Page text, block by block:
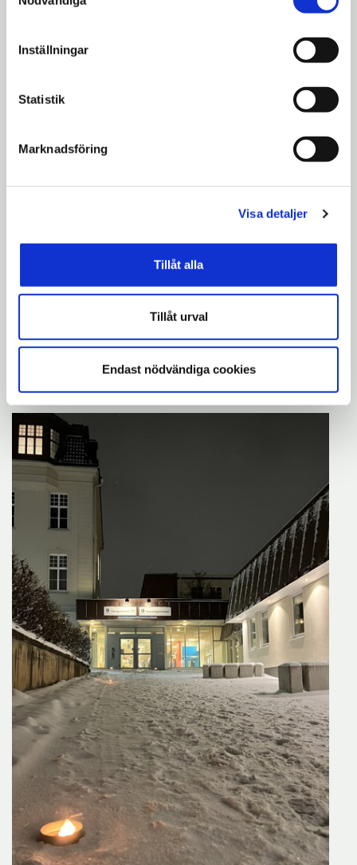
hur vi och våra leverantörer inhämtar och behandlar
Inställningar
Statistik
Marknadsföring
Visa detaljer
Tillåt alla
Tillåt urval
Endast nödvändiga cookies
Glada miner hos ekonomerna!